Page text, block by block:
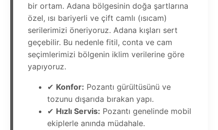
bir ortam. Adana bölgesinin doğa şartlarına
özel, ısı bariyerli ve çift camlı (ısıcam)
serilerimizi öneriyoruz. Adana kışları sert
geçebilir. Bu nedenle fitil, conta ve cam
seçimlerimizi bölgenin iklim verilerine göre
yapıyoruz.
✔ Konfor: Pozantı gürültüsünü ve
tozunu dışarıda bırakan yapı.
✔ Hızlı Servis: Pozantı genelinde mobil
ekiplerle anında müdahale.